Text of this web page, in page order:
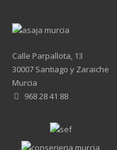
Calle Parpallota, 13
30007 Santiago y Zaraiche
Murcia
968 28 41 88